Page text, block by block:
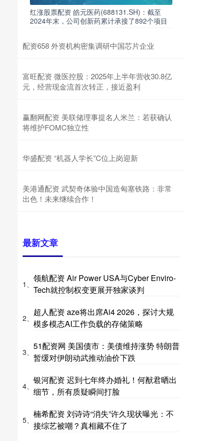
红涨股票配资 皓元医药(688131.SH)：截至
2024年末，公司创新药累计承接了892个项目
配资658 外资机构密集调研中国芯片企业
富旺配资 微医控股：2025年上半年营收30.8亿
元，经营现金流首次转正，接近盈利
赢翻网配资 美联储理事提名人米兰：若获确认
将维护FOMC独立性
华盛配资 “机器人学长”C位上岗迎新
美港通配资 武契奇体验中国造匈塞铁路：非常
出色！未来继续合作！
最新文章
1、
领航配资 Air Power USA与Cyber Enviro-
Tech就控制权变更展开独家谈判
2、
超人配资 aze将出席Ai4 2026，探讨大规
模多模态AI工作负载的存储策略
3、
51配资网 美国债市：美债维持涨势 特朗普
暂缓对伊朗动武推动油价下跌
4、
银河配资 迟到七年终办婚礼！何猷君晒出
细节，所有质疑瞬间打脸
5、
楠希配资 刘诗诗“消失”许久现状曝光：不
接综艺被嘲？真相藏不住了